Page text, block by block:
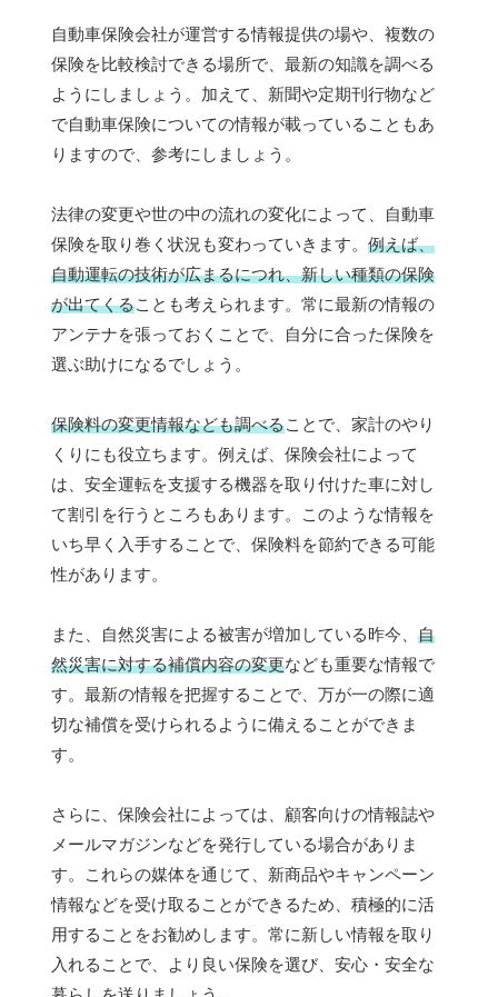
自動車保険会社が運営する情報提供の場や、複数の
保険を比較検討できる場所で、最新の知識を調べる
ようにしましょう。加えて、新聞や定期刊行物など
で自動車保険についての情報が載っていることもあ
りますので、参考にしましょう。
法律の変更や世の中の流れの変化によって、自動車
保険を取り巻く状況も変わっていきます。 例えば、
自動運転の技術が広まるにつれ、新しい種類の保険
が出てくることも考えられます。常に最新の情報の
アンテナを張っておくことで、自分に合った保険を
選ぶ助けになるでしょう。
保険料の変更情報なども調べることで、家計のやり
くりにも役立ちます。例えば、保険会社によって
は、安全運転を支援する機器を取り付けた車に対し
て割引を行うところもあります。このような情報を
いち早く入手することで、保険料を節約できる可能
性があります。
また、自然災害による被害が増加している昨今、 自
然災害に対する補償内容の変更なども重要な情報で
す。最新の情報を把握することで、万が一の際に適
切な補償を受けられるように備えることができま
す。
さらに、保険会社によっては、顧客向けの情報誌や
メールマガジンなどを発行している場合がありま
す。これらの媒体を通じて、新商品やキャンペーン
情報などを受け取ることができるため、積極的に活
用することをお勧めします。常に新しい情報を取り
入れることで、より良い保険を選び、安心・安全な